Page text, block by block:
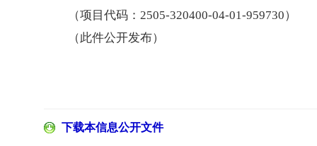
（项目代码：2505-320400-04-01-959730）
（此件公开发布）
下载本信息公开文件